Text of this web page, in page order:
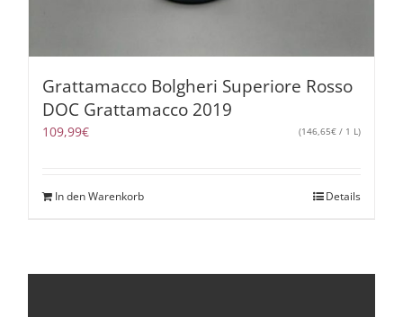
Grattamacco Bolgheri Superiore Rosso
DOC Grattamacco 2019
109,99€ (146,65€/ 1 L)
In den Warenkorb Details